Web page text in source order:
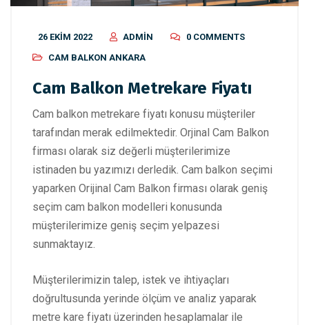
26 EKIM 2022 ADMIN
0 COMMENTS
CAM BALKON ANKARA
Cam Balkon Metrekare Fiyatı
Cam balkon metrekare fiyatı konusu müşteriler
tarafından merak edilmektedir. Orjinal Cam Balkon
firması olarak siz değerli müşterilerimize
istinaden bu yazımızı derledik. Cam balkon seçimi
yaparken Orijinal Cam Balkon firması olarak geniş
seçim cam balkon modelleri konusunda
müşterilerimize geniş seçim yelpazesi
sunmaktayız.
Müşterilerimizin talep, istek ve ihtiyaçları
doğrultusunda yerinde ölçüm ve analiz yaparak
metre kare fiyatı üzerinden hesaplamalar ile